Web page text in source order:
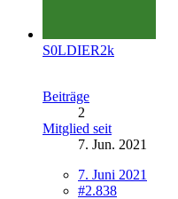
S0LDIER2k
Beiträge
2
Mitglied seit
7. Jun. 2021
7. Juni 2021
#2.838